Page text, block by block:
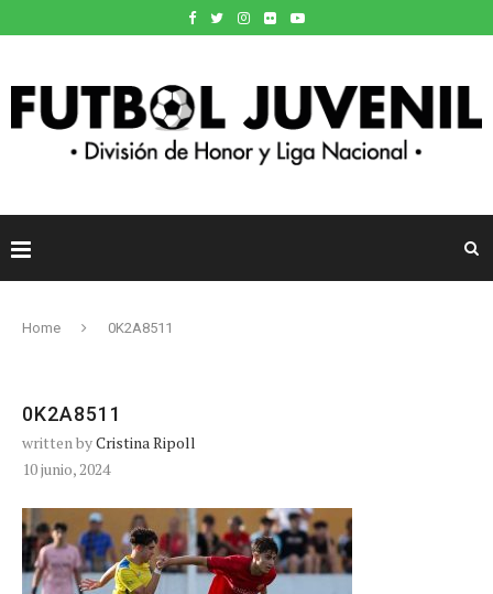
Home 0K2A8511
0K2A8511
written byCristina Ripoll
10 junio, 2024